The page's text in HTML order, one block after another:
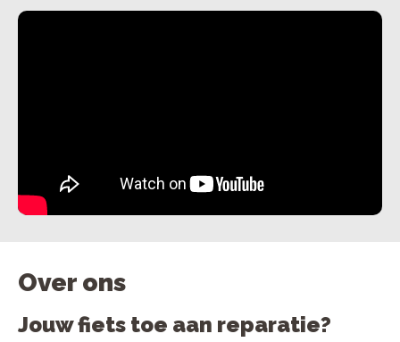
Over ons
Jouw fiets toe aan reparatie?